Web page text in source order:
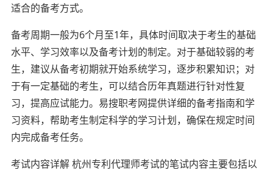
适合的备考方式。
备考周期一般为6个月至1年，具体时间取决于考生的基础
水平、学习效率以及备考计划的制定。对于基础较弱的考
生，建议从备考初期就开始系统学习，逐步积累知识；对
于有一定基础的考生，可以结合历年真题进行针对性复
习，提高应试能力。易搜职考网提供详细的备考指南和学
习资料，帮助考生制定科学的学习计划，确保在规定时间
内完成备考任务。
考试内容详解 杭州专利代理师考试的笔试内容主要包括以